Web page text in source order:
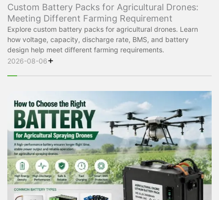
Custom Battery Packs for Agricultural Drones:
Meeting Different Farming Requirement
Explore custom battery packs for agricultural drones. Learn
how voltage, capacity, discharge rate, BMS, and battery
design help meet different farming requirements.
2026-08-06+